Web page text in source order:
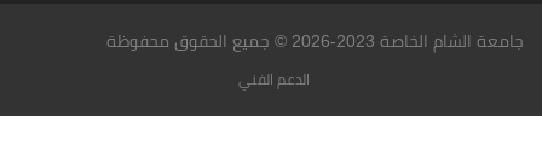
جامعة الشام الخاصة 2023-2026 © جميع الحقوق محفوظة
الدعم الفني